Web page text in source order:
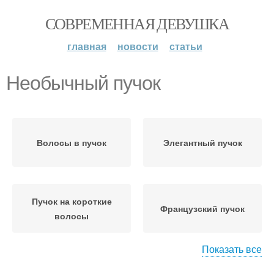
СОВРЕМЕННАЯ ДЕВУШКА
главная новости статьи
Необычный пучок
Волосы в пучок Элегантный пучок
Пучок на короткие
волосы
Французский пучок
Показать все